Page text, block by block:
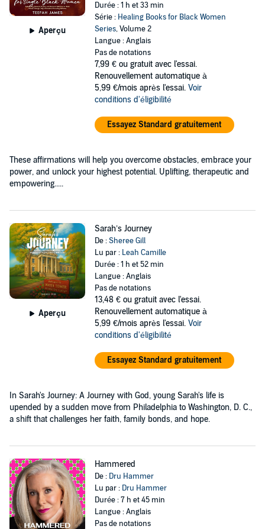
Aperçu
Durée : 1 h et 33 min
Série : Healing Books for Black Women
Series, Volume 2
Langue : Anglais
Pas de notations
7,99 € ou gratuit avec l'essai.
Renouvellement automatique à
5,99 €/mois après l'essai. Voir
conditions d'éligibilité
Essayez Standard gratuitement
These affirmations will help you overcome obstacles, embrace your
power, and unlock your highest potential. Uplifting, therapeutic and
empowering.....
Aperçu
Sarah’s Journey
De :Sheree Gill
Lu par : Leah Camille
Durée : 1 h et 52 min
Langue : Anglais
Pas de notations
13,48 € ou gratuit avec l'essai.
Renouvellement automatique à
5,99 €/mois après l'essai. Voir
conditions d'éligibilité
Essayez Standard gratuitement
In Sarah's Journey: A Journey with God, young Sarah's life is
upended by a sudden move from Philadelphia to Washington, D. C.,
a shift that challenges her faith, family bonds, and hope.
Hammered
De : Dru Hammer
Lu par : Dru Hammer
Durée : 7 h et 45 min
Langue : Anglais
Pas de notations